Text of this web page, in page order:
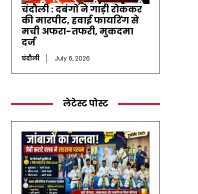
चंदौली : दबंगों ने गाड़ी रोककर
की मारपीट, हवाई फायरिंग से
मची अफरा-तफरी, मुकदमा
दर्ज
चंदौली July 6, 2026
लेटेस्ट पोस्ट